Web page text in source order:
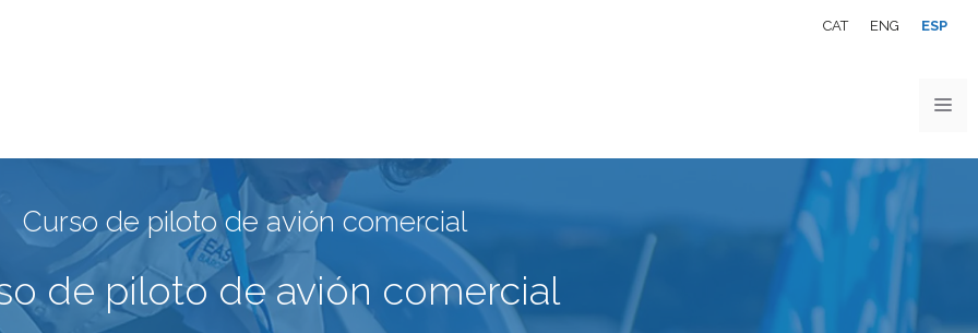
CAT ENG ESP
Curso de piloto de avión comercial
de piloto de avión comercial